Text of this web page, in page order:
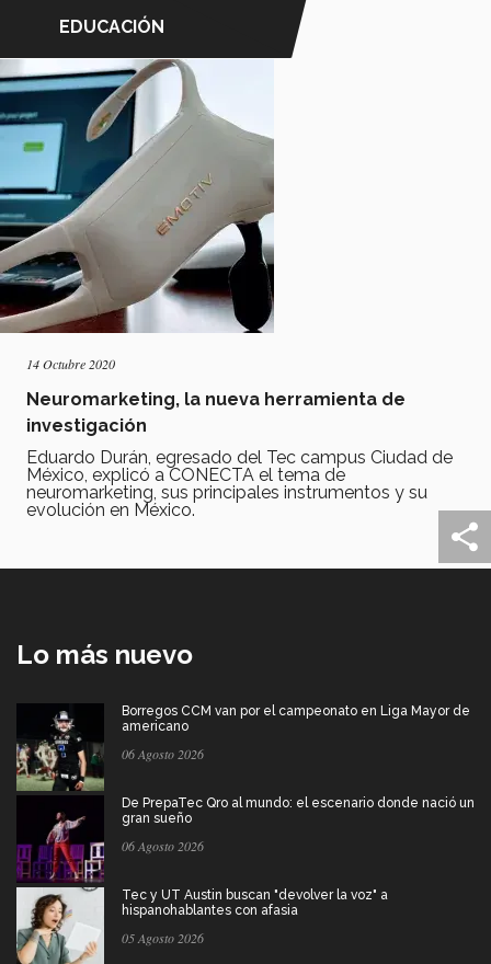
EDUCACIÓN
14 Octubre 2020
Neuromarketing, la nueva herramienta de
investigación
Eduardo Durán, egresado del Tec campus Ciudad de
México, explicó a CONECTA el tema de
neuromarketing, sus principales instrumentos y su
evolución en México.
Lo más nuevo
Borregos CCM van por el campeonato en Liga Mayor de
americano
06 Agosto 2026
De PrepaTec Qro al mundo: el escenario donde nació un
gran sueño
06 Agosto 2026
Tec y UT Austin buscan "devolver la voz" a
hispanohablantes con afasia
05 Agosto 2026